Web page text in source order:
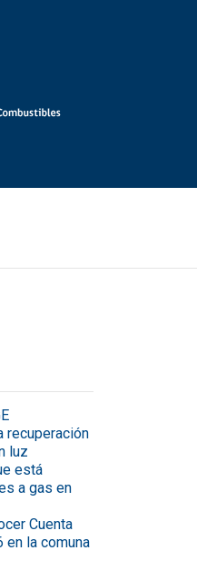
recuperación
luz
está
a gas en
Cuenta
en la comuna